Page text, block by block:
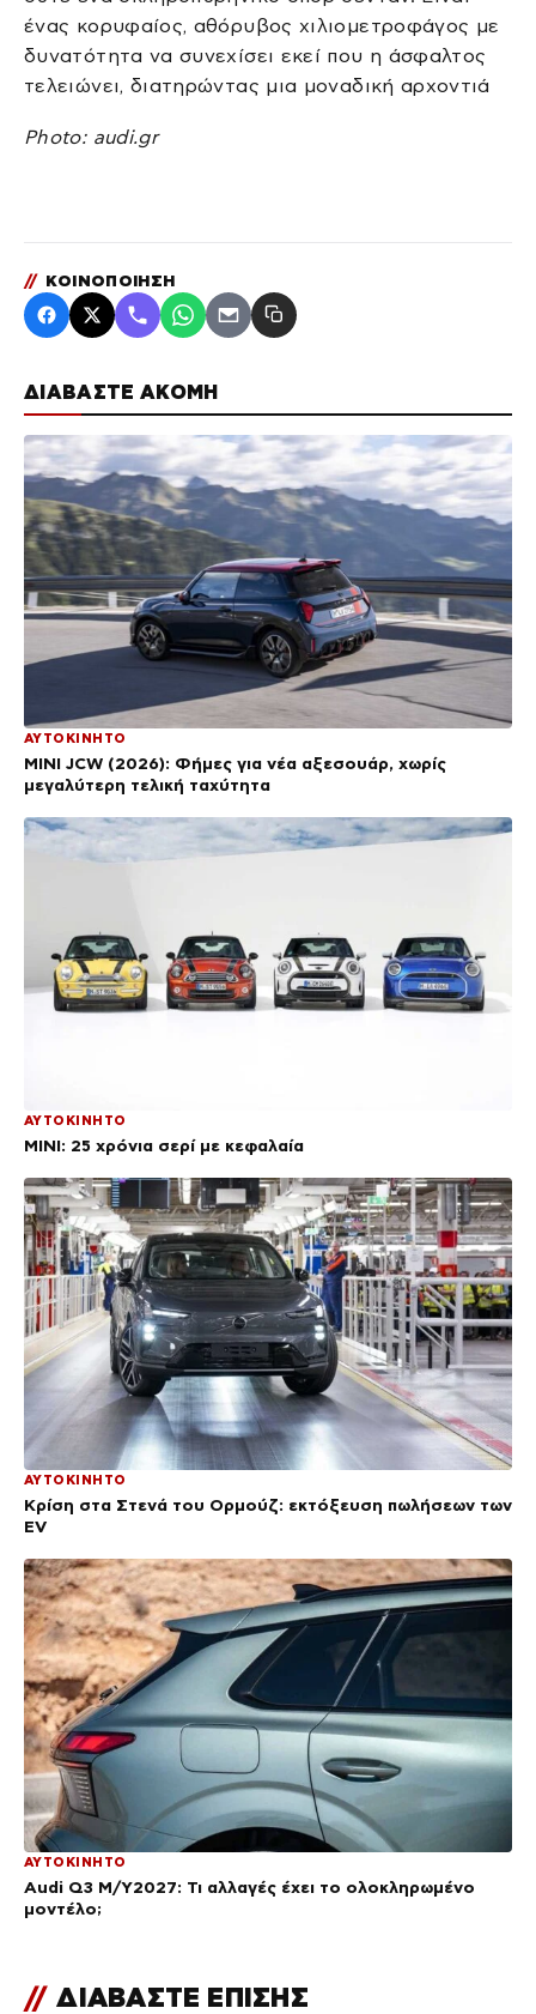
ΔΙΑΒΑΣΤΕ ΑΚΟΜΗ
ΑΥΤΟΚΙΝΗΤΟ
MINI JCW (2026): Φήμες για νέα αξεσουάρ, χωρίς
μεγαλύτερη τελική ταχύτητα
ΑΥΤΟΚΙΝΗΤΟ
MINI: 25 χρόνια σερί με κεφαλαία
ΑΥΤΟΚΙΝΗΤΟ
Κρίση στα Στενά του Ορμούζ: εκτόξευση πωλήσεων των
EV
ΑΥΤΟΚΙΝΗΤΟ
Audi Q3 M/Y2027: Τι αλλαγές έχει το ολοκληρωμένο
μοντέλο;
ένας κορυφαίος, αθόρυβος χιλιομετροφάγος με
δυνατότητα να συνεχίσει εκεί που η άσφαλτος
τελειώνει, διατηρώντας μια μοναδική αρχοντιά
Photo: audi.gr
// ΚΟΙΝΟΠΟΙΗΣΗ
// ΔΙΑΒΑΣΤΕ ΕΠΙΣΗΣ